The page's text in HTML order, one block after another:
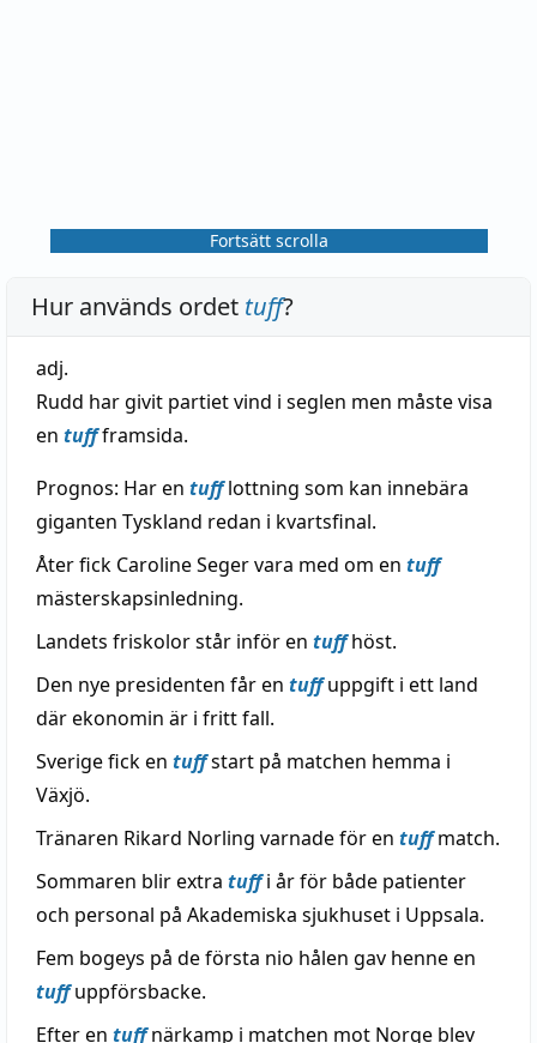
Fortsätt scrolla
Hur används ordet tuff?
adj.
Rudd har givit partiet vind i seglen men måste visa
en tuffframsida.
Prognos: Har en tufflottning som kan innebära
giganten Tyskland redan i kvartsfinal.
Åter fick Caroline Seger vara med om en tuff
mästerskapsinledning.
Landets friskolor står inför en tuffhöst.
Den nye presidenten får en tuffuppgift i ett land
där ekonomin är i fritt fall.
Sverige fick en tuffstart på matchen hemma i
Växjö.
Tränaren Rikard Norling varnade för en tuffmatch.
Sommaren blir extra tuffi år för både patienter
och personal på Akademiska sjukhuset i Uppsala.
Fem bogeys på de första nio hålen gav henne en
tuffuppförsbacke.
Efter en tuffnärkamp i matchen mot Norge blev